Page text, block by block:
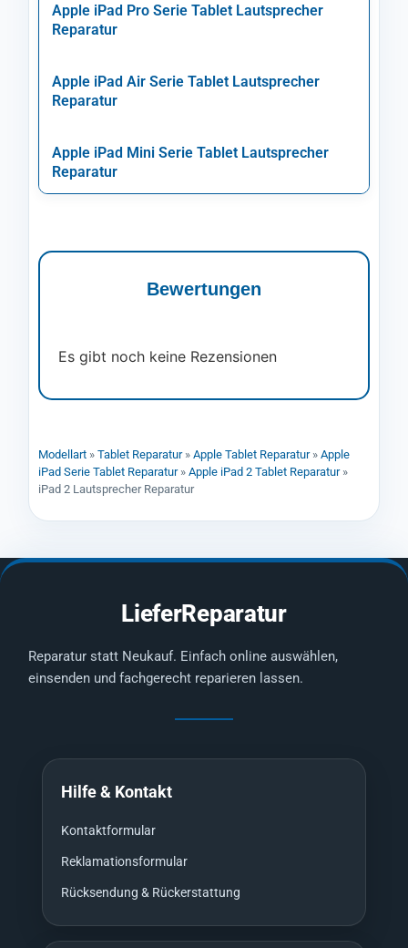
Apple iPad Pro Serie Tablet Lautsprecher
Reparatur
Apple iPad Air Serie Tablet Lautsprecher
Reparatur
Apple iPad Mini Serie Tablet Lautsprecher
Reparatur
Bewertungen
Es gibt noch keine Rezensionen
Modellart » Tablet Reparatur» Apple Tablet Reparatur» Apple
iPad Serie Tablet Reparatur» Apple iPad 2 Tablet Reparatur»
iPad 2 Lautsprecher Reparatur
LieferReparatur
Reparatur statt Neukauf. Einfach online auswählen,
einsenden und fachgerecht reparieren lassen.
Hilfe & Kontakt
Kontaktformular
Reklamationsformular
Rücksendung & Rückerstattung